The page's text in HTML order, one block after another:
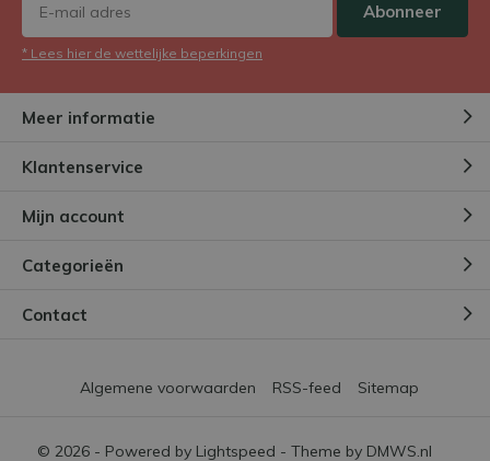
Abonneer
* Lees hier de wettelijke beperkingen
Meer informatie
Klantenservice
Mijn account
Categorieën
Contact
© 2026 - Powered by Lightspeed - Theme by DMWS.nl
Algemene voorwaarden RSS-feed Sitemap